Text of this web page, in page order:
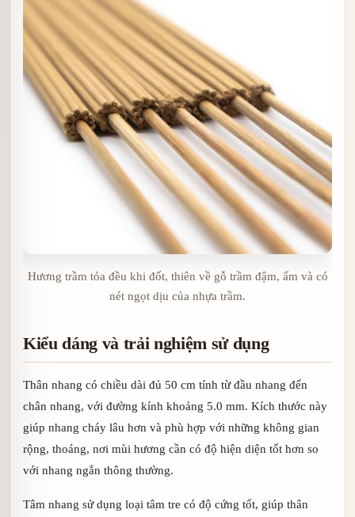
Hương trầm tỏa đều khi đốt, thiên về gỗ trầm đậm, ấm và có
nét ngọt dịu của nhựa trầm.
Kiểu dáng và trải nghiệm sử dụng
Thân nhang có chiều dài đủ 50 cm tính từ đầu nhang đến
chân nhang, với đường kính khoảng 5.0 mm. Kích thước này
giúp nhang cháy lâu hơn và phù hợp với những không gian
rộng, thoáng, nơi mùi hương cần có độ hiện diện tốt hơn so
với nhang ngắn thông thường.
Tâm nhang sử dụng loại tâm tre có độ cứng tốt, giúp thân